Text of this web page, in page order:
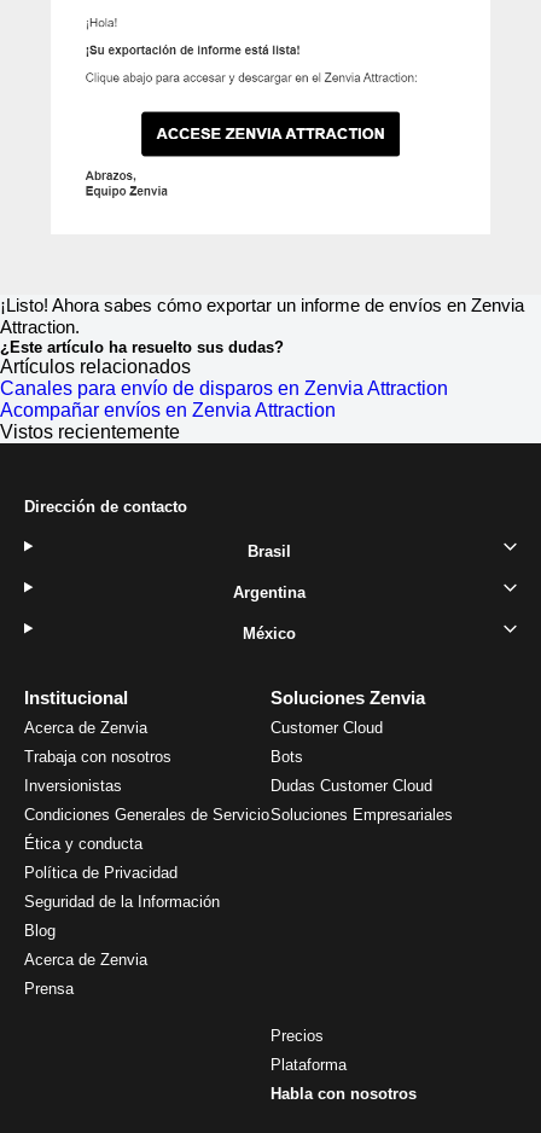
¡Listo! Ahora sabes cómo exportar un informe de envíos en Zenvia
Attraction.
¿Este artículo ha resuelto sus dudas?
Artículos relacionados
Canales para envío de disparos en Zenvia Attraction
Acompañar envíos en Zenvia Attraction
Vistos recientemente
Institucional
Acerca de Zenvia
Trabaja con nosotros
Inversionistas
Condiciones Generales de Servicio
Ética y conducta
Política de Privacidad
Seguridad de la Información
Blog
Acerca de Zenvia
Prensa
Soluciones Zenvia
Customer Cloud
Bots
Dudas Customer Cloud
Soluciones Empresariales
Precios
Plataforma
Habla con nosotros
Dirección de contacto
Brasil
Argentina
México